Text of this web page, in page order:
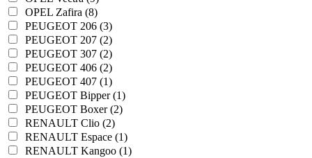
OPEL Zafira (8)
PEUGEOT 206 (3)
PEUGEOT 207 (2)
PEUGEOT 307 (2)
PEUGEOT 406 (2)
PEUGEOT 407 (1)
PEUGEOT Bipper (1)
PEUGEOT Boxer (2)
RENAULT Clio (2)
RENAULT Espace (1)
RENAULT Kangoo (1)